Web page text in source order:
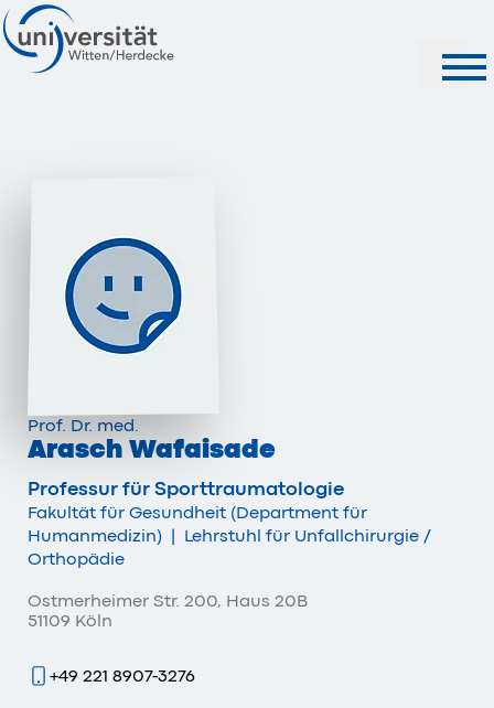
Prof. Dr. med.
Arasch Wafaisade
Professur für Sporttraumatologie
Fakultät für Gesundheit (Department für
Humanmedizin) | Lehrstuhl für Unfallchirurgie /
Orthopädie
Ostmerheimer Str. 200, Haus 20B
51109 Köln
+49 221 8907-3276